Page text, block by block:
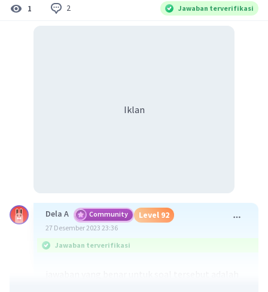
1 2 Jawaban terverifikasi
Iklan
Dela A Community Level 92
27 Desember 2023 23:36
Jawaban terverifikasi